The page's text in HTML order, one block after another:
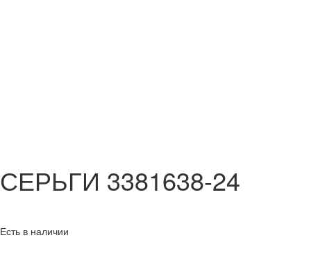
СЕРЬГИ 3381638-24
Есть в наличии